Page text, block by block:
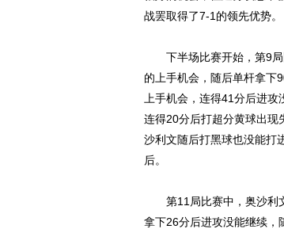
战罢取得了7-1的领先优势。
下半场比赛开始，第9局
的上手机会，随后单杆拿下
上手机会，连得41分后进
连得20分后打超分黄球出现
沙利文随后打黑球也没能打
后。
第11局比赛中，奥沙利文
拿下26分后进攻没能继续，